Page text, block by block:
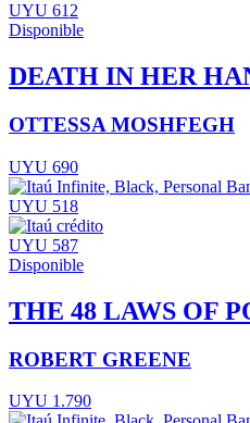
UYU 612
Disponible
DEATH IN HER
OTTESSA MOSHFEGH
UYU 690
UYU 518
UYU 587
Disponible
THE 48 LAWS OF
ROBERT GREENE
UYU 1.790